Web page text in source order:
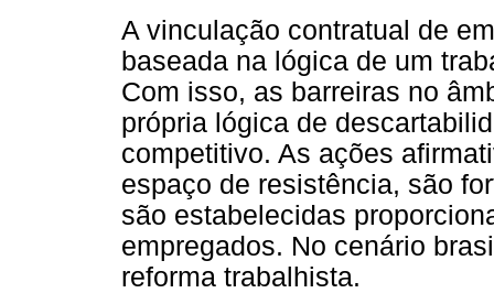
A vinculação contratual de
baseada na lógica de um
Com isso, as barreiras no
própria lógica de
competitivo. As ações
espaço de resistência, são
são estabelecidas
empregados. No cenário
reforma trabalhista.